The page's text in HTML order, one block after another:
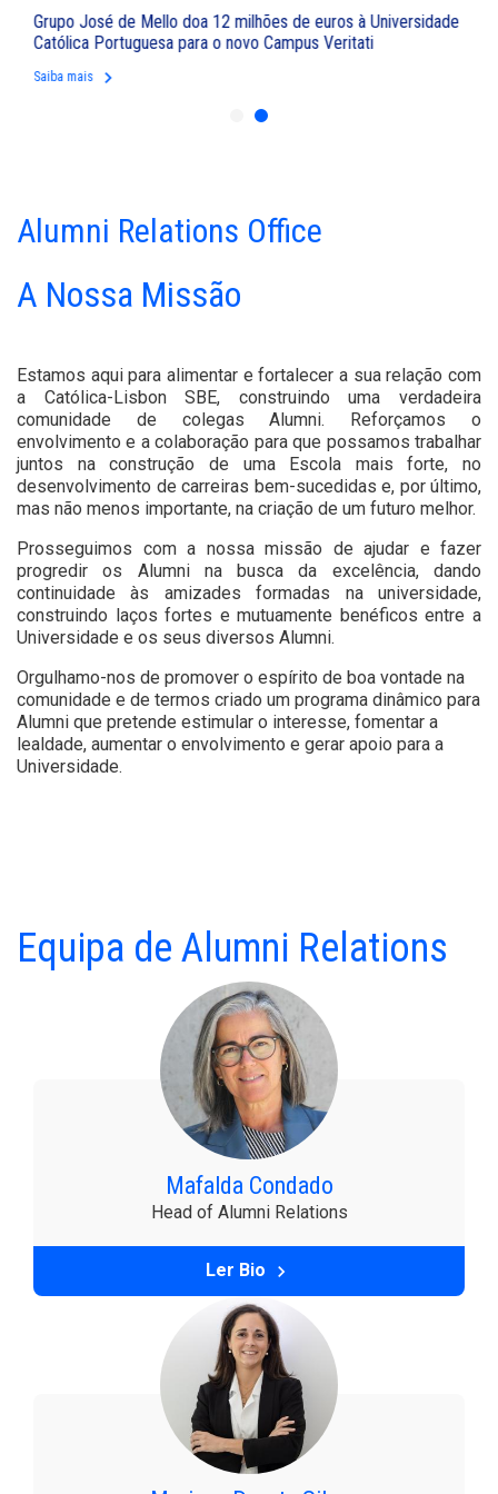
Girl MOVE Academy -Pitch| Girl MOVE Academy –Women of
Impact
Grupo José de Mello doa 12 milhões de euros à Universidade
Católica Portuguesa para o novo Campus Veritati
Saiba maiskeyboard_arrow_right
Alumni Relations Office
A Nossa Missão
Estamos aqui para alimentar e fortalecer a sua relação com
a Católica-Lisbon SBE, construindo uma verdadeira
comunidade de colegas Alumni. ​Reforçamos o
envolvimento e a colaboração para que possamos trabalhar
juntos na construção de uma Escola mais forte, no
desenvolvimento de carreiras bem-sucedidas e, por último,
mas não menos importante, na criação de um futuro melhor.
Prosseguimos com a nossa missão de ajudar e fazer
progredir os Alumni na busca da excelência, dando
continuidade às amizades formadas na universidade,
construindo laços fortes e mutuamente benéficos entre a
Universidade e os seus diversos Alumni.
Orgulhamo-nos de promover o espírito de boa vontade na
comunidade e de termos criado um programa dinâmico para
Alumni que pretende estimular o interesse, fomentar a
lealdade, aumentar o envolvimento e gerar apoio para a
Universidade.
Equipa de Alumni Relations
Ler Bio keyboard_arrow_right
Mafalda Condado
Head of Alumni Relations